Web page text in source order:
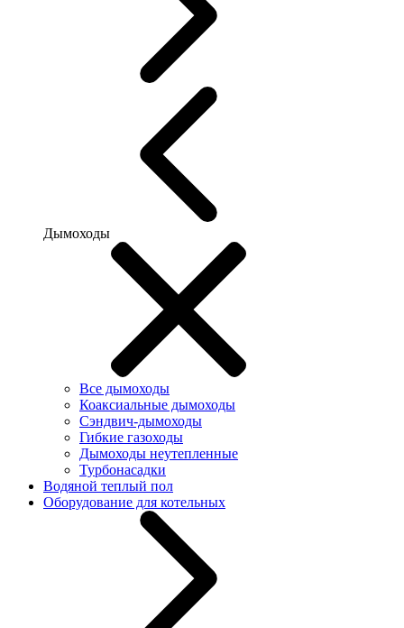
Дымоходы
Все дымоходы
Коаксиальные дымоходы
Сэндвич-дымоходы
Гибкие газоходы
Дымоходы неутепленные
Турбонасадки
Водяной теплый пол
Оборудование для котельных